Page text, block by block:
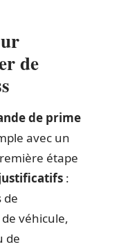
de
de prime
avec un
étape
:
de
véhicule,
de